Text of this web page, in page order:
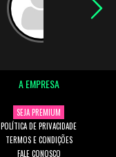
A EMPRESA
SEJA PREMIUM
POLÍTICA DE PRIVACIDADE
TERMOS E CONDIÇÕES
FALE CONOSCO